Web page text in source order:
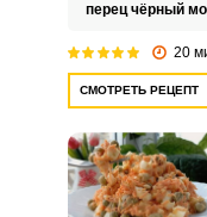
перец чёрный
20
СМОТРЕТЬ РЕЦЕПТ